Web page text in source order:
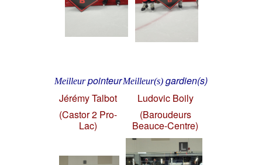
MeilleurpointeurMeilleur(s) gardien(s)
Jérémy Talbot
(Castor 2 Pro-
Lac)
Ludovic Boily
(Baroudeurs
Beauce-Centre)